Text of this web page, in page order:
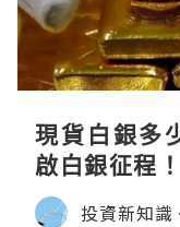
現貨白銀多
啟白銀征程！
投資新知識